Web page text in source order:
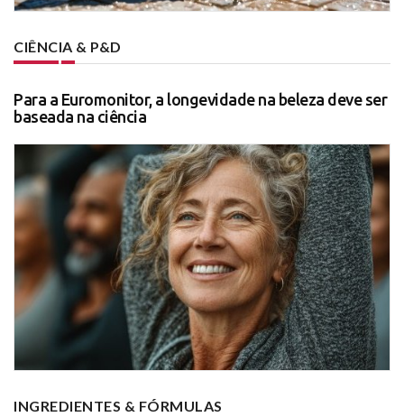
CIÊNCIA & P&D
Para a Euromonitor, a longevidade na beleza deve ser
baseada na ciência
INGREDIENTES & FÓRMULAS